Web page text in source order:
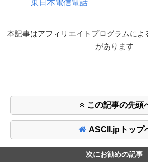
東日本電信電話
本記事はアフィリエイトプログラムによ
があります
この記事の先頭
ASCII.jpトップ
次にお勧めの記事